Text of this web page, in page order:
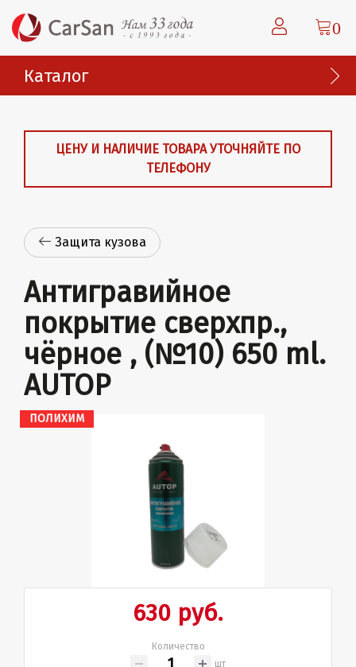
0
Каталог
ЦЕНУ И НАЛИЧИЕ ТОВАРА УТОЧНЯЙТЕ ПО
ТЕЛЕФОНУ
Защита кузова
Антигравийное
покрытие сверхпр.,
чёрное , (№10) 650 ml.
АUTOP
ПОЛИХИМ
630 руб.
Количество
шт